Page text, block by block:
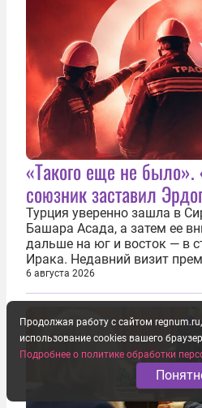
«Такого еще не
союзник заставил
Турция уверенно зашла в
Башара Асада, а затем ее
дальше на юг и восток — в
Ирака. Недавний визит
Анкару, договоры об
TPAO в разработке нефти
«Дороги развития»
6 августа 2026
Продолжая работу с сайтом
использование cookies вашего
Подробнее о политике обработки